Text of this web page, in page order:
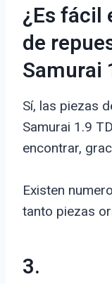
¿Es fácil
de
Samurai
Sí, las piezas
Samurai 1.9
encontrar,
Existen
tanto piezas
3.